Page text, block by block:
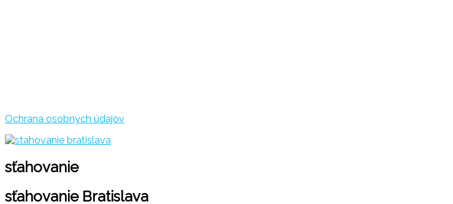
Ochrana osobných údajov
sťahovanie
sťahovanie Bratislava